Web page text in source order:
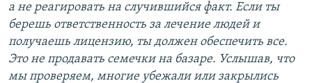
а не реагировать на случившийся факт. Если ты
берешь ответственность за лечение людей и
получаешь лицензию, ты должен обеспечить все.
Это не продавать семечки на базаре. Услышав, что
мы проверяем, многие убежали или закрылись